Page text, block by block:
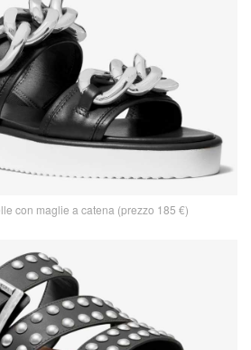
con maglie a catena (prezzo 185 €)